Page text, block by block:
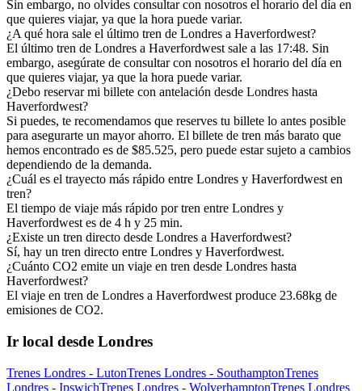
Sin embargo, no olvides consultar con nosotros el horario del día en
que quieres viajar, ya que la hora puede variar.
¿A qué hora sale el último tren de Londres a Haverfordwest?
El último tren de Londres a Haverfordwest sale a las 17:48. Sin
embargo, asegúrate de consultar con nosotros el horario del día en
que quieres viajar, ya que la hora puede variar.
¿Debo reservar mi billete con antelación desde Londres hasta
Haverfordwest?
Si puedes, te recomendamos que reserves tu billete lo antes posible
para asegurarte un mayor ahorro. El billete de tren más barato que
hemos encontrado es de $85.525, pero puede estar sujeto a cambios
dependiendo de la demanda.
¿Cuál es el trayecto más rápido entre Londres y Haverfordwest en
tren?
El tiempo de viaje más rápido por tren entre Londres y
Haverfordwest es de 4 h y 25 min.
¿Existe un tren directo desde Londres a Haverfordwest?
Sí, hay un tren directo entre Londres y Haverfordwest.
¿Cuánto CO2 emite un viaje en tren desde Londres hasta
Haverfordwest?
El viaje en tren de Londres a Haverfordwest produce 23.68kg de
emisiones de CO2.
Ir local desde Londres
Trenes Londres - LutonTrenes Londres - SouthamptonTrenes
Londres - IpswichTrenes Londres - WolverhamptonTrenes Londres